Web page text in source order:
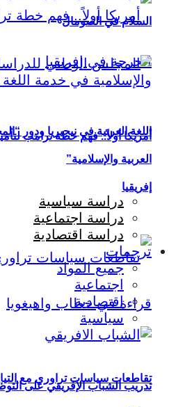
أمريكا أولاً.. فهم خطة ترامب
إفريقيا
تقاطعات سياسات تراوري مع
السلام في الصومال
اللغة العربية في نيجيريا ودور
العربية والإسلامية”
دراسة سياسية
دراسة اجتماعية
دراسة اقتصادية
ترجمات
جميع المواد
اجتماعية
اقتصادية
سياسية